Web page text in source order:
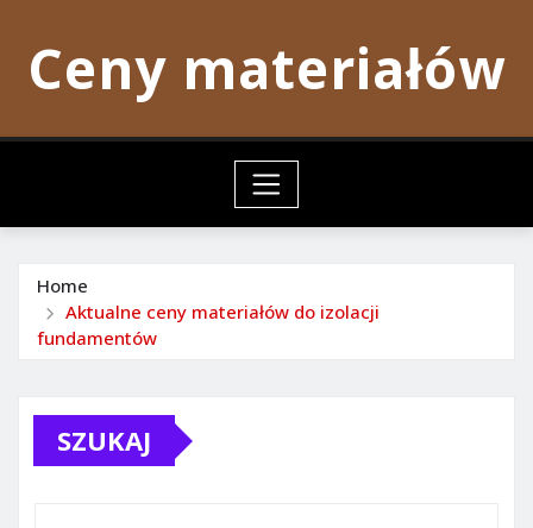
contentCeny materiałów
Home
Aktualne ceny materiałów do izolacji
fundamentów
SZUKAJ